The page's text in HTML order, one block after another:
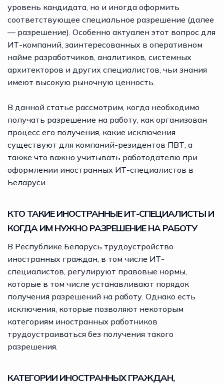
уровень кандидата, но и иногда оформить
соответствующее специальное разрешение (далее
— разрешение). Особенно актуален этот вопрос для
ИТ-компаний, заинтересованных в оперативном
найме разработчиков, аналитиков, системных
архитекторов и других специалистов, чьи знания
имеют высокую рыночную ценность.
В данной статье рассмотрим, когда необходимо
получать разрешение на работу, как организован
процесс его получения, какие исключения
существуют для компаний-резидентов ПВТ, а
также что важно учитывать работодателю при
оформлении иностранных ИТ-специалистов в
Беларуси.
КТО ТАКИЕ ИНОСТРАННЫЕ ИТ-СПЕЦИАЛИСТЫ И
КОГДА ИМ НУЖНО РАЗРЕШЕНИЕ НА РАБОТУ
В Республике Беларусь трудоустройство
иностранных граждан, в том числе ИТ-
специалистов, регулируют правовые нормы,
которые в том числе устанавливают порядок
получения разрешений на работу. Однако есть
исключения, которые позволяют некоторым
категориям иностранных работников
трудоустраиваться без получения такого
разрешения.
КАТЕГОРИИ ИНОСТРАННЫХ ГРАЖДАН,